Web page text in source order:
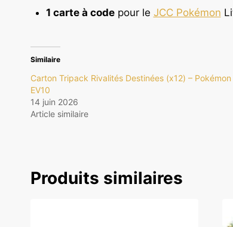
1 carte à codepour le JCC Pokémon
Similaire
Carton Tripack Rivalités Destinées (x12) – Pokémon
EV10
14 juin 2026
Article similaire
Produits similaires